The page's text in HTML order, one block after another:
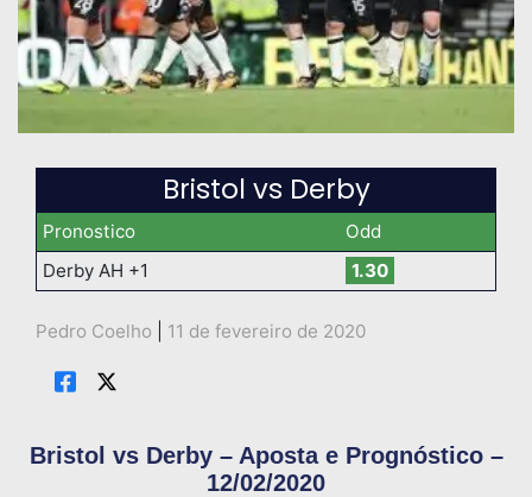
Bristol vs Derby
Pronostico
Odd
Derby AH +1
1.30
Pedro Coelho 11 de fevereiro de 2020
Bristol vs Derby – Aposta e Prognóstico –
12/02/2020